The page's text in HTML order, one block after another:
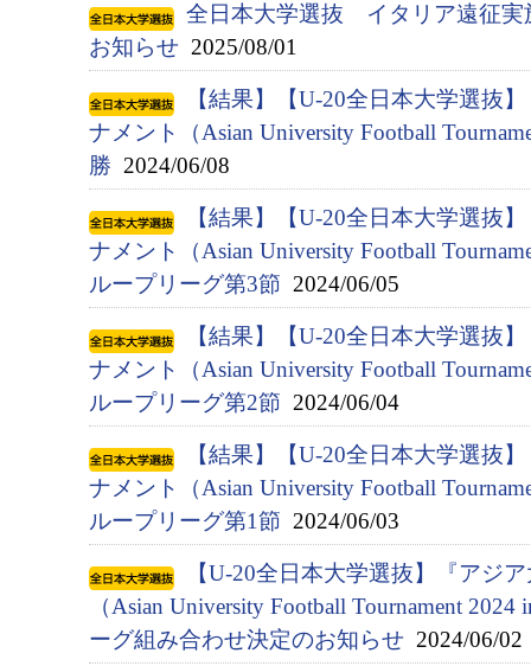
全日本大学選抜 イタリア遠征実
お知らせ 2025/08/01
【結果】【U-20全日本大学選抜
ナメント（Asian University Football
勝 2024/06/08
【結果】【U-20全日本大学選抜
ナメント（Asian University Football
ループリーグ第3節 2024/06/05
【結果】【U-20全日本大学選抜
ナメント（Asian University Football
ループリーグ第2節 2024/06/04
【結果】【U-20全日本大学選抜
ナメント（Asian University Football
ループリーグ第1節 2024/06/03
【U-20全日本大学選抜】『アジ
（Asian University Football Tournament
ーグ組み合わせ決定のお知らせ 2024/06/02